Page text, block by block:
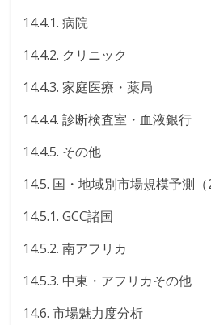
14.4.1. 病院
14.4.2. クリニック
14.4.3. 家庭医療・薬局
14.4.4. 診断検査室・血液銀行
14.4.5. その他
14.5. 国・地域別市場規模予測（
14.5.1. GCC諸国
14.5.2. 南アフリカ
14.5.3. 中東・アフリカその他
14.6. 市場魅力度分析